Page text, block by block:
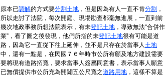
原本已調解的方式要分割土地 ，但是因為有人一直不肯分割 ，
所以走討了法院，每次開庭、現場勘查都毫無進展，一直到前
幾次地政事務所想法院表示，有未登記土地 ，導致無法“合併作
業”，看了圖之後發現，他們所指的未登記土地很有可能是道
路，因為它一直從下往上延伸，並不是只存在於當事人土地
中，還有一點是，在民國７６年時市公所有顧及地方建設需要
要將現有道路拓寬，要求當事人簽屬同意書，表示當事人願意
已無償提供市公所充為開闢五公尺寬之道路用地 ，這樣不算是